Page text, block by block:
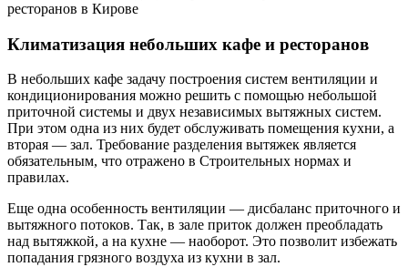
Климатизация небольших кафе и ресторанов
В небольших кафе задачу построения систем вентиляции и
кондиционирования можно решить с помощью небольшой
приточной системы и двух независимых вытяжных систем.
При этом одна из них будет обслуживать помещения кухни, а
вторая — зал. Требование разделения вытяжек является
обязательным, что отражено в Строительных нормах и
правилах.
Еще одна особенность вентиляции — дисбаланс приточного и
вытяжного потоков. Так, в зале приток должен преобладать
над вытяжкой, а на кухне — наоборот. Это позволит избежать
попадания грязного воздуха из кухни в зал.